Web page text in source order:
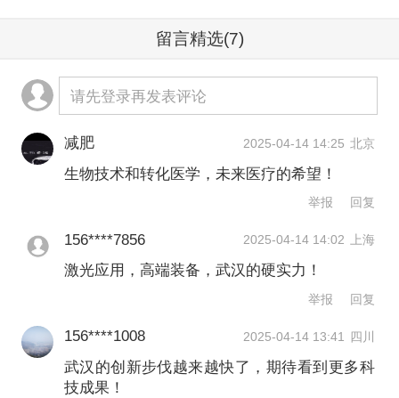
王田苗表示，创新枢纽绝非简单的资源
叠加，而是通过人才、创新、产业、资
金四链的深度融合，释放“1+1>3”的双城
协同效应，将武汉制造业的“成本洼地”转
化为“价值高地”。
焦创新诊断及治疗标志物转化、高端生
命科学仪器、合成生物与生物制造等领
留言精选(7)
请先登录再发表评论
减肥 2025-04-14 14:25 北京
生物技术和转化医学，未来医疗的希望！
举报 回复
156****7856 2025-04-14 14:02 上海
激光应用，高端装备，武汉的硬实力！
举报 回复
156****1008 2025-04-14 13:41 四川
武汉的创新步伐越来越快了，期待看到更多科
技成果！